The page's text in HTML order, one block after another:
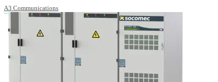
A3 Communications